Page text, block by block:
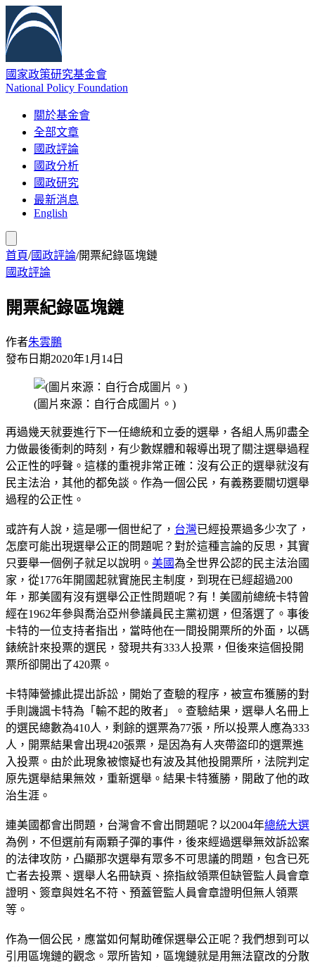
國家政策研究基金會
National Policy Foundation
關於基金會
全部文章
國政評論
國政分析
國政研究
最新消息
English
首頁/國政評論/開票紀錄區塊鏈
國政評論
開票紀錄區塊鏈
作者朱雲鵬
發布日期2020年1月14日
(圖片來源：自行合成圖片。)
再過幾天就要進行下一任總統和立委的選舉，各組人馬卯盡全
力做最後衝刺的時刻，有少數媒體和報導出現了關注選舉過程
公正性的呼聲。這樣的重視非常正確：沒有公正的選舉就沒有
民主法治，其他的都免談。作為一個公民，有義務要關切選舉
過程的公正性。
或許有人說，這是哪一個世紀了， 台灣已經投票過多少次了，
怎麼可能出現選舉公正的問題呢？對於這種言論的反思，其實
只要舉一個例子就足以說明。 美國為全世界公認的民主法治國
家，從1776年開國起就實施民主制度，到現在已經超過200
年，那美國有沒有選舉公正性問題呢？有！美國前總統卡特曾
經在1962年參與喬治亞州參議員民主黨初選，但落選了。事後
卡特的一位支持者指出，當時他在一間投開票所的外面，以碼
錶統計來投票的選民，發現共有333人投票，但後來這個投開
票所卻開出了420票。
卡特陣營據此提出訴訟，開始了查驗的程序，被宣布獲勝的對
手則譏諷卡特為「輸不起的敗者」。查驗結果，選舉人名冊上
的選民總數為410人，剩餘的選票為77張，所以投票人應為333
人，開票結果會出現420張票，是因為有人夾帶盜印的選票進
入投票。由於此現象被懷疑也有波及其他投開票所，法院判定
原先選舉結果無效，重新選舉。結果卡特獲勝，開啟了他的政
治生涯。
連美國都會出問題，台灣會不會出問題呢？以2004年總統大選
為例，不但選前有兩顆子彈的事件，後來經過選舉無效訴訟案
的法律攻防，凸顯那次選舉有眾多不可思議的問題，包含已死
亡者去投票、選舉人名冊缺頁、捺指紋領票但缺管監人員會章
證明、簽章與姓名不符、預蓋管監人員會章證明但無人領票
等。
作為一個公民，應當如何幫助確保選舉公正呢？我們想到可以
引用區塊鏈的觀念。眾所皆知，區塊鏈就是用無法竄改的分散